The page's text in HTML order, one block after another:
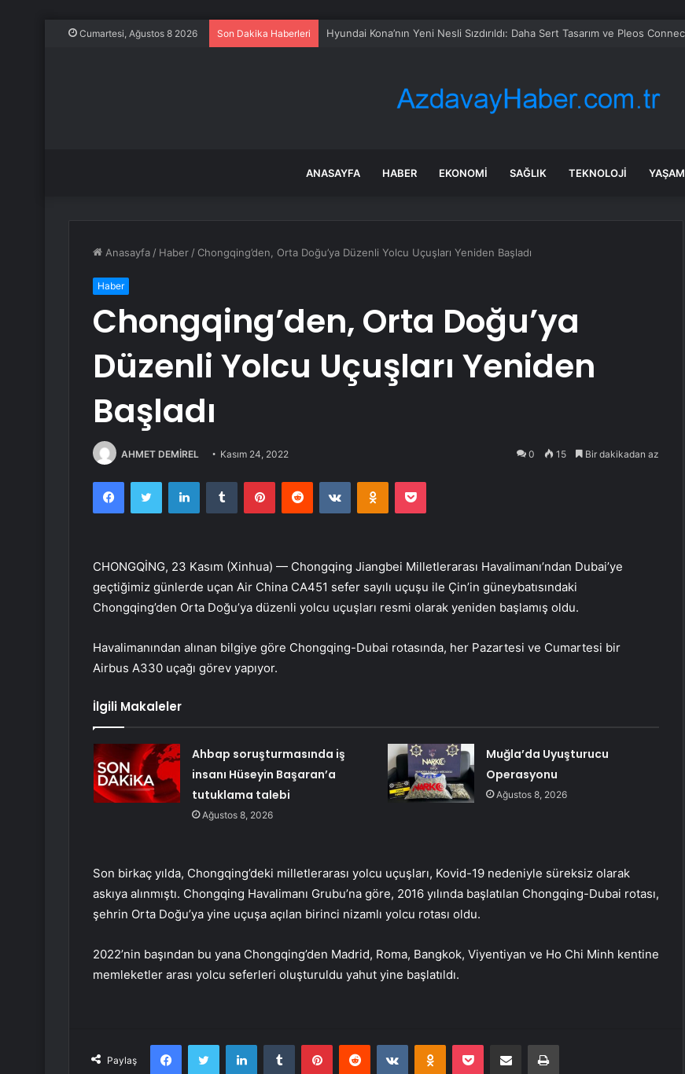
Cumartesi, Ağustos 8 2026 Son Dakika Haberleri Ahbap soruşturmasında iş insanı Hüseyin Başaran’a tutuklama talebi
ANASAYFA HABER EKONOMI SAĞLIK TEKNOLOJI YAŞAM
Anasayfa / Haber / Chongqing’den, Orta Doğu’ya Düzenli Yolcu Uçuşları Yeniden Başladı
Haber
Chongqing’den, Orta Doğu’ya
Düzenli Yolcu Uçuşları Yeniden
Başladı
AHMET DEMİREL Kasım 24, 2022 0 15 Bir dakikadan az
FacebookTwitter LinkedInTumblr PinterestReddit VKontakteOdnoklassniki
Pocket
CHONGQİNG, 23 Kasım (Xinhua) — Chongqing Jiangbei Milletlerarası Havalimanı’ndan Dubai’ye
geçtiğimiz günlerde uçan Air China CA451 sefer sayılı uçuşu ile Çin’in güneybatısındaki
Chongqing’den Orta Doğu’ya düzenli yolcu uçuşları resmi olarak yeniden başlamış oldu.
Havalimanından alınan bilgiye göre Chongqing-Dubai rotasında, her Pazartesi ve Cumartesi bir
Airbus A330 uçağı görev yapıyor.
İlgili Makaleler
Ahbap soruşturmasında iş
insanı Hüseyin Başaran’a
tutuklama talebi
Ağustos 8, 2026
Muğla’da Uyuşturucu
Operasyonu
Ağustos 8, 2026
Son birkaç yılda, Chongqing’deki milletlerarası yolcu uçuşları, Kovid-19 nedeniyle süreksiz olarak
askıya alınmıştı. Chongqing Havalimanı Grubu’na göre, 2016 yılında başlatılan Chongqing-Dubai rotası,
şehrin Orta Doğu’ya yine uçuşa açılan birinci nizamlı yolcu rotası oldu.
2022’nin başından bu yana Chongqing’den Madrid, Roma, Bangkok, Viyentiyan ve Ho Chi Minh kentine
memleketler arası yolcu seferleri oluşturuldu yahut yine başlatıldı.
Paylaş
FacebookTwitter LinkedInTumblr PinterestReddit VKontakteOdnoklassniki
Pocket E-Posta ile paylaş Yazdır